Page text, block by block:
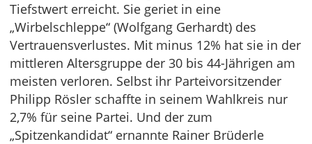
Tiefstwert erreicht. Sie geriet in eine
„Wirbelschleppe“ (Wolfgang Gerhardt) des
Vertrauensverlustes. Mit minus 12% hat sie in der
mittleren Altersgruppe der 30 bis 44-Jährigen am
meisten verloren. Selbst ihr Parteivorsitzender
Philipp Rösler schaffte in seinem Wahlkreis nur
2,7% für seine Partei. Und der zum
„Spitzenkandidat“ ernannte Rainer Brüderle